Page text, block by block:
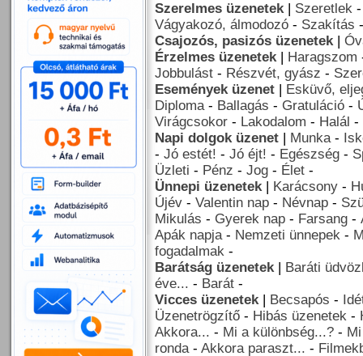
Szerelmes üzenetek| Szeretlek
Vágyakozó, álmodozó - Szakítás
Csajozós, pasizós üzenetek|
Érzelmes üzenetek| Haragszom
Jobbulást - Részvét, gyász -
Események üzenet | Esküvő,
Diploma- Ballagás - Gratuláció -
Virágcsokor - Lakodalom - Halál -
Napi dolgok üzenet | Munka-
- Jó estét! - Jó éjt! - Egészség -
Üzleti - Pénz - Jog - Élet -
Ünnepi üzenetek| Karácsony -
Újév - Valentin nap - Névnap -
Mikulás - Gyerek nap - Farsang -
Apák napja- Nemzeti ünnepek -
fogadalmak -
Barátság üzenetek| Baráti
éve... - Barát -
Vicces üzenetek| Becsapós -
Üzenetrögzítő - Hibás üzenetek -
Akkora... - Mi a különbség...? -
ronda- Akkora paraszt... -